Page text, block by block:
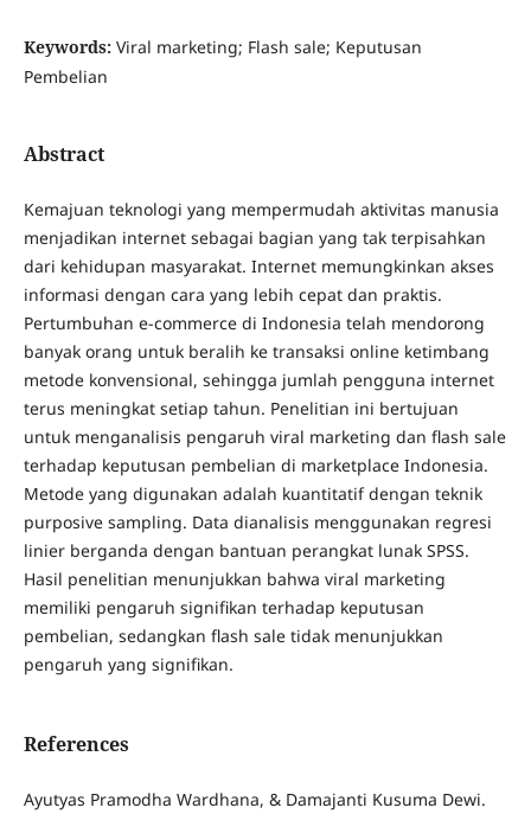
Keywords: Viral marketing; Flash sale; Keputusan
Pembelian
Abstract
Kemajuan teknologi yang mempermudah aktivitas manusia
menjadikan internet sebagai bagian yang tak terpisahkan
dari kehidupan masyarakat. Internet memungkinkan akses
informasi dengan cara yang lebih cepat dan praktis.
Pertumbuhan e-commerce di Indonesia telah mendorong
banyak orang untuk beralih ke transaksi online ketimbang
metode konvensional, sehingga jumlah pengguna internet
terus meningkat setiap tahun. Penelitian ini bertujuan
untuk menganalisis pengaruh viral marketing dan flash sale
terhadap keputusan pembelian di marketplace Indonesia.
Metode yang digunakan adalah kuantitatif dengan teknik
purposive sampling. Data dianalisis menggunakan regresi
linier berganda dengan bantuan perangkat lunak SPSS.
Hasil penelitian menunjukkan bahwa viral marketing
memiliki pengaruh signifikan terhadap keputusan
pembelian, sedangkan flash sale tidak menunjukkan
pengaruh yang signifikan.
References
Ayutyas Pramodha Wardhana, & Damajanti Kusuma Dewi.